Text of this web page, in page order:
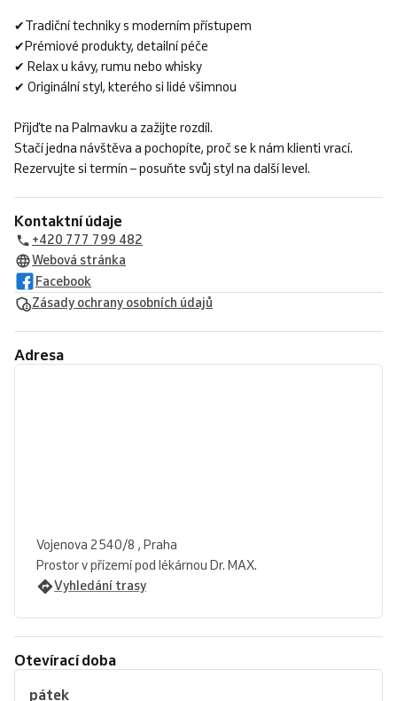
✔Tradiční techniky s moderním přístupem
✔Prémiové produkty, detailní péče
✔ Relax u kávy, rumu nebo whisky
✔ Originální styl, kterého si lidé všimnou
Přijďte na Palmavku a zažijte rozdíl.
Stačí jedna návštěva a pochopíte, proč se k nám klienti vrací.
Rezervujte si termín – posuňte svůj styl na další level.
Kontaktní údaje
+420 777 799 482
Webová stránka
Facebook
Zásady ochrany osobních údajů
Adresa
Vojenova 2540/8 , Praha
Prostor v přízemí pod lékárnou Dr. MAX.
Vyhledání trasy
Otevírací doba
pátek